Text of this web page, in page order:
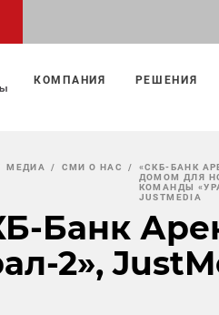
КОМПАНИЯ РЕШЕНИЯ
МЕДИА СМИ О НАС
«СКБ-БАНК
ДОМОМ ДЛЯ
КОМАНДЫ
JUSTMEDIA
Банк
2»,